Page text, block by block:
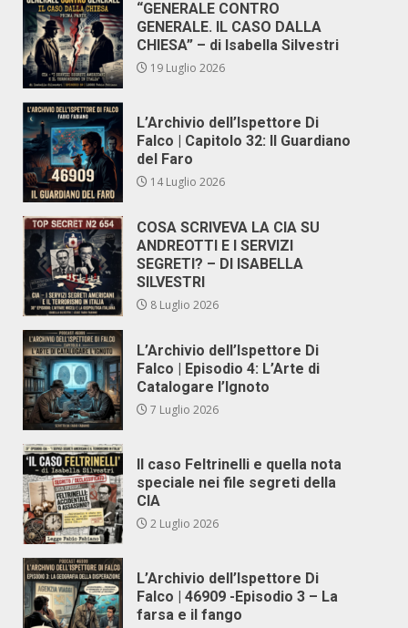
“GENERALE CONTRO
GENERALE. IL CASO DALLA
CHIESA” – di Isabella Silvestri
19 Luglio 2026
L’Archivio dell’Ispettore Di
Falco | Capitolo 32: Il Guardiano
del Faro
14 Luglio 2026
COSA SCRIVEVA LA CIA SU
ANDREOTTI E I SERVIZI
SEGRETI? – DI ISABELLA
SILVESTRI
8 Luglio 2026
L’Archivio dell’Ispettore Di
Falco | Episodio 4: L’Arte di
Catalogare l’Ignoto
7 Luglio 2026
Il caso Feltrinelli e quella nota
speciale nei file segreti della
CIA
2 Luglio 2026
L’Archivio dell’Ispettore Di
Falco | 46909 -Episodio 3 – La
farsa e il fango